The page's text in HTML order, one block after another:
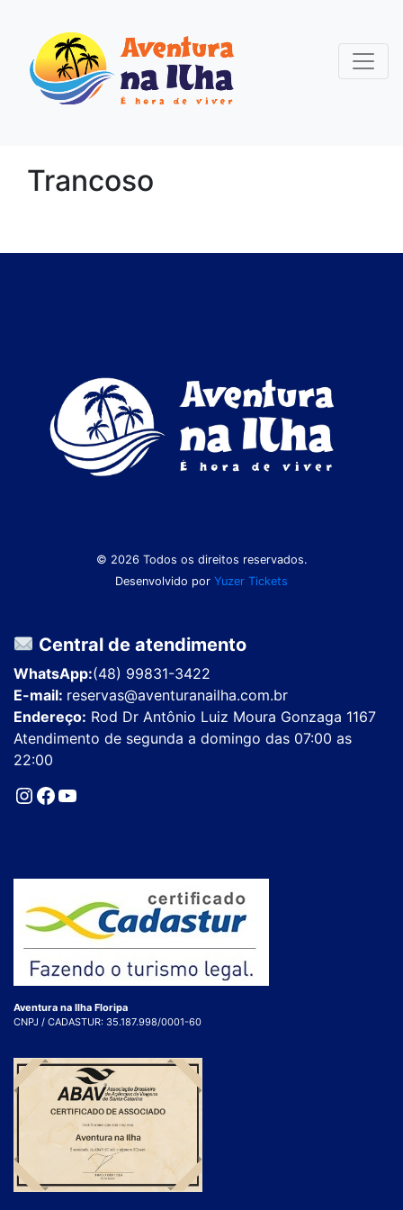
Trancoso
© 2026 Todos os direitos reservados.
Desenvolvido por Yuzer Tickets
Central de atendimento
WhatsApp:(48) 99831-3422
E-mail: reservas@aventuranailha.com.br
Endereço: Rod Dr Antônio Luiz Moura Gonzaga 1167
Atendimento de segunda a domingo das 07:00 as
22:00
Instagram
Facebook
Youtube
Aventura na Ilha Floripa
CNPJ / CADASTUR: 35.187.998/0001-60